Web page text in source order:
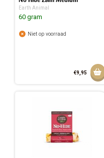
Earth Animal
60 gram
Niet op voorraad
€9,95